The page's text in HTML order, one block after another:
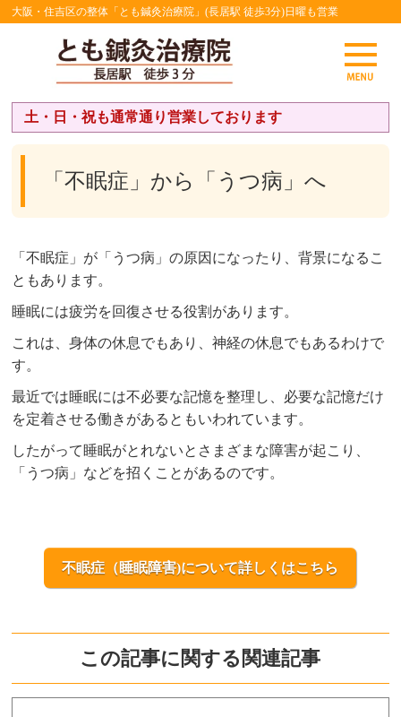
大阪・住吉区の整体「とも鍼灸治療院」(長居駅 徒歩3分)日曜も営業
土・日・祝も通常通り営業しております
「不眠症」から「うつ病」へ
「不眠症」が「うつ病」の原因になったり、背景になるこ
ともあります。
睡眠には疲労を回復させる役割があります。
これは、身体の休息でもあり、神経の休息でもあるわけで
す。
最近では睡眠には不必要な記憶を整理し、必要な記憶だけ
を定着させる働きがあるともいわれています。
したがって睡眠がとれないとさまざまな障害が起こり、
「うつ病」などを招くことがあるのです。
不眠症（睡眠障害)について詳しくはこちら
この記事に関する関連記事